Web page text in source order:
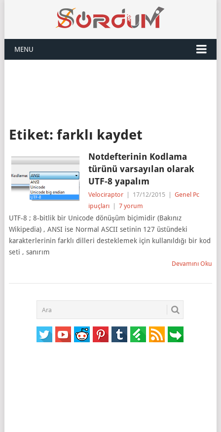
MENU
Etiket: farklı kaydet
Notdefterinin Kodlama
türünü varsayılan olarak
UTF-8 yapalım
Velociraptor 17/12/2015
Genel Pc
ipuçları
7 yorum
UTF-8 ; 8-bitlik bir Unicode dönüşüm biçimidir (Bakınız
Wikipedia) , ANSI ise Normal ASCII setinin 127 üstündeki
karakterlerinin farklı dilleri desteklemek için kullanıldığı bir kod
seti , sanırım
Devamını Oku